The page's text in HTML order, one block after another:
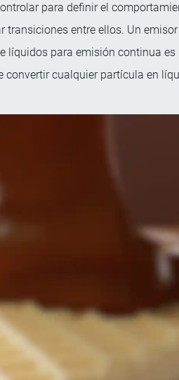
para definir el
entre ellos. Un
para emisión continua
convertir cualquier partícula en